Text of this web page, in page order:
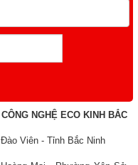
NGHỆ ECO KINH BẮC
Viên - Tỉnh Bắc Ninh